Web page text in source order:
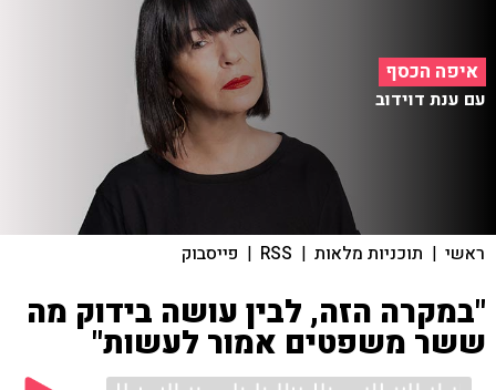
איפה הכסף
עם ענת דוידוב
ראשי | תוכניות מלאות |
RSS
| פייסבוק
"במקרה הזה, לבין עושה בידוק מה
ששר משפטים אמור לעשות"